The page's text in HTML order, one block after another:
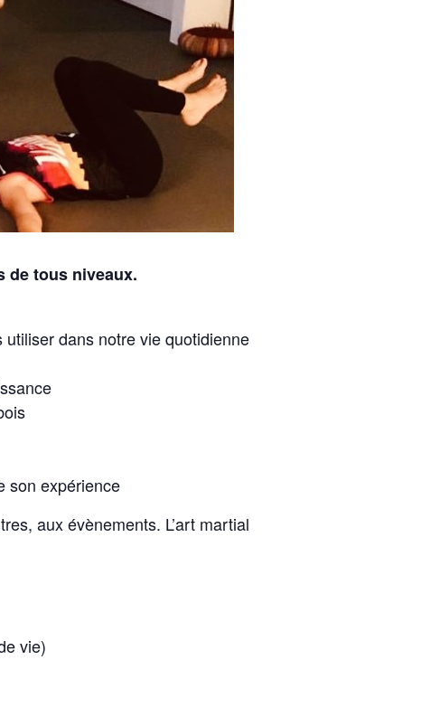
de tous niveaux.
dans notre vie quotidienne
son expérience
aux évènements. L’art martial
vie)